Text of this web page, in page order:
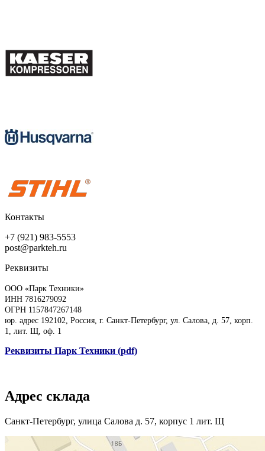
Контакты
+7 (921) 983-5553
post@parkteh.ru
Реквизиты
ООО «Парк Техники»
ИНН 7816279092
ОГРН 1157847267148
юр. адрес 192102, Россия, г. Санкт-Петербург, ул. Салова, д. 57, корп.
1, лит. Щ, оф. 1
Реквизиты Парк Техники (pdf)
Адрес склада
Санкт-Петербург, улица Салова д. 57, корпус 1 лит. Щ